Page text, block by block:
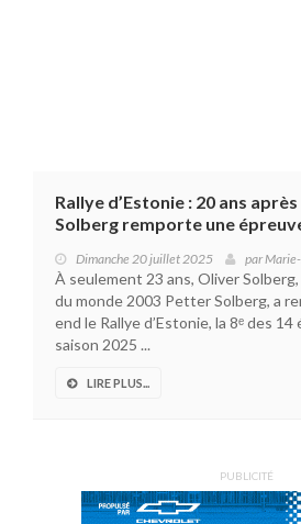
Rallye d’Estonie : 20 ans
Solberg remporte une
Dimanche 20 juillet 2025 par
À seulement 23 ans, Oliver
du monde 2003 Petter Solberg, a
end le Rallye d’Estonie, la 8ᵉ des 14
saison 2025 ...
LIRE PLUS...
PUBLICITÉ